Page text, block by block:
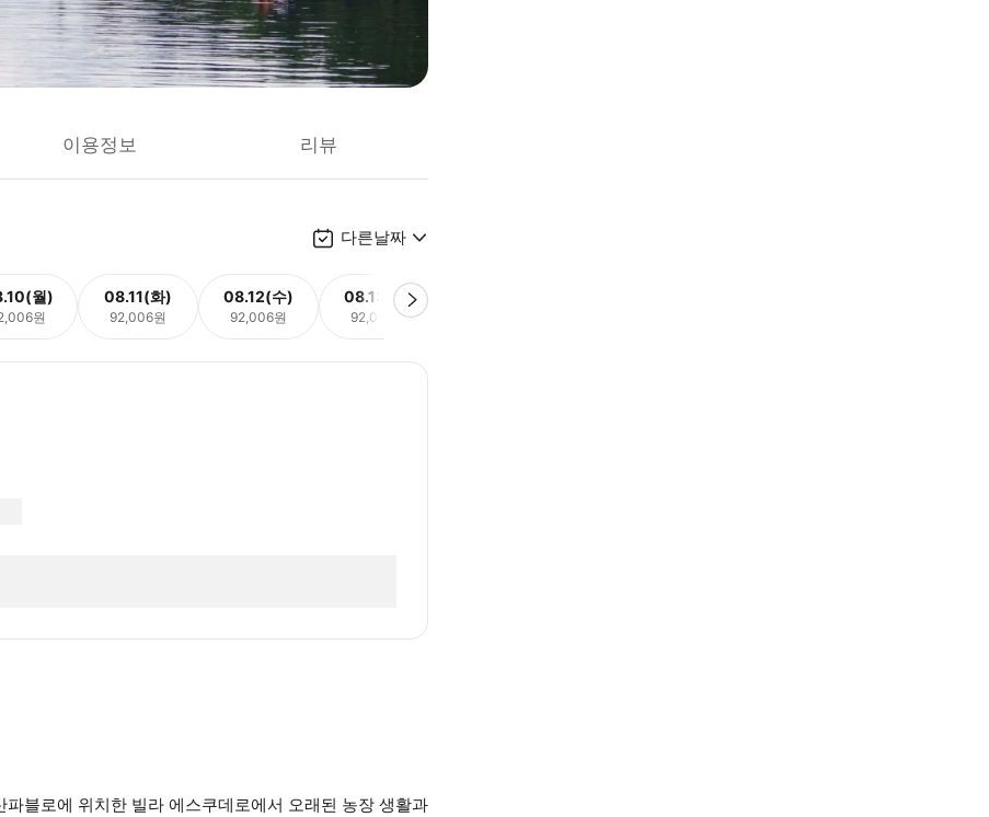
이용정보 리뷰
다른날짜
월)
원
08.11(화)
92,006원
08.12(수)
92,006원
08.13(목)
92,006원
블로에 위치한 빌라 에스쿠데로에서 오래된 농장 생활과